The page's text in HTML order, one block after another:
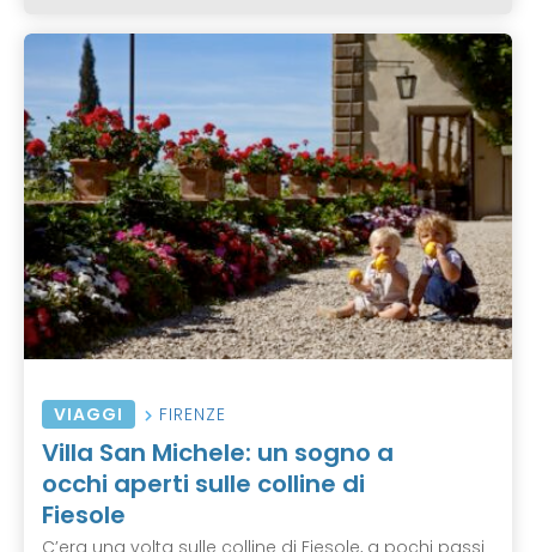
VIAGGI FIRENZE
Villa San Michele: un sogno a
occhi aperti sulle colline di
Fiesole